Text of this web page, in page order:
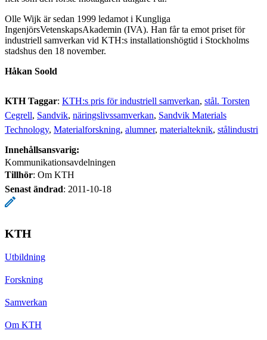
Olle Wijk är sedan 1999 ledamot i Kungliga
IngenjörsVetenskapsAkademin (IVA). Han får ta emot priset för
industriell samverkan vid KTH:s installationshögtid i Stockholms
stadshus den 18 november.
Håkan Soold
KTH Taggar: KTH:s pris för industriell samverkan stål. Torsten
Cegrell Sandvik näringslivssamverkan Sandvik Materials
Technology Materialforskning alumner materialteknik stålindustri
Innehållsansvarig:
Kommunikationsavdelningen
Tillhör: Om KTH
Senast ändrad: 2011-10-18
KTH
Utbildning
Forskning
Samverkan
Om KTH